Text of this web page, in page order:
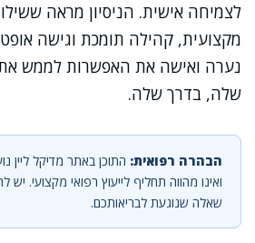
לצמיחה אישית. הניסיון מראה
מקצועית, קהילה תומכת וגישה
נערה ואישה את האפשרות לממש את
שלה, בדרך שלה.
הבהרה רפואית: התוכן באתר מדיקל ליין
ואינו מהווה תחליף לייעוץ רפואי מקצועי.
שאלה שנוגעת לבריאותכם.